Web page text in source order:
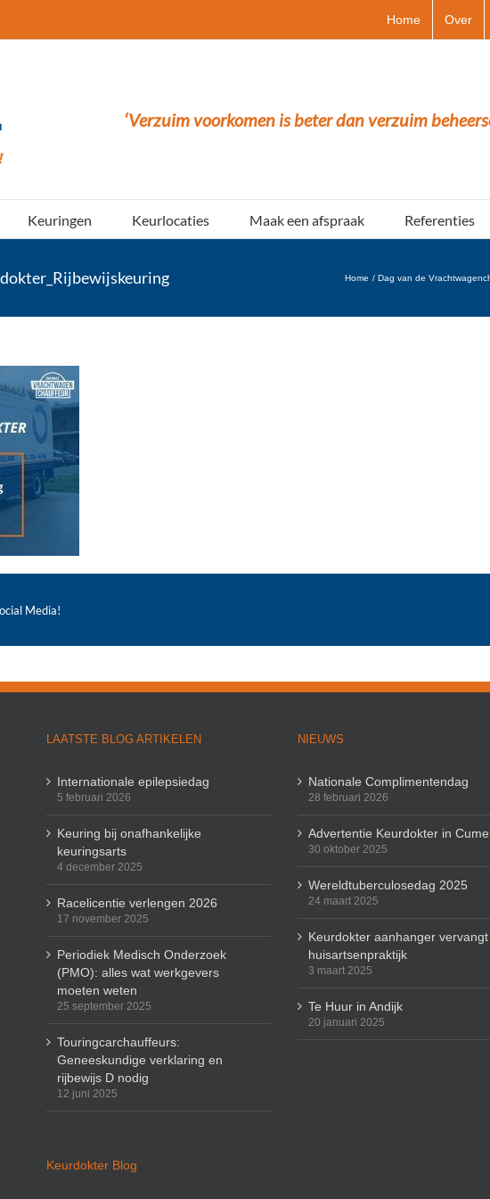
Home Over
‘Verzuim voorkomen is beter dan verzuim
Keuringen Keurlocaties Maak een afspraak Referenties
Home Dag van de
Media!
LAATSTE BLOG ARTIKELEN
Internationale epilepsiedag
5 februari 2026
Keuring bij onafhankelijke
keuringsarts
4 december 2025
Racelicentie verlengen 2026
17 november 2025
Periodiek Medisch Onderzoek
(PMO): alles wat werkgevers
moeten weten
25 september 2025
Touringcarchauffeurs:
Geneeskundige verklaring en
rijbewijs D nodig
12 juni 2025
Keurdokter Blog
NIEUWS
Nationale Complimentendag
28 februari 2026
Advertentie Keurdokter in
30 oktober 2025
Wereldtuberculosedag 2025
24 maart 2025
Keurdokter aanhanger vervangt
huisartsenpraktijk
3 maart 2025
Te Huur in Andijk
20 januari 2025